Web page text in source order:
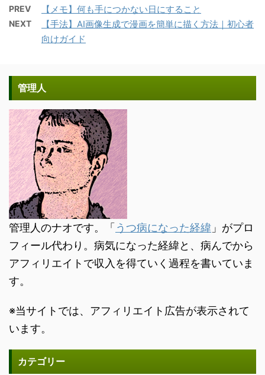
PREV 【メモ】何も手につかない日にすること
NEXT
【手法】AI画像生成で漫画を簡単に描く方法｜初心者
向けガイド
管理人
管理人のナオです。「 うつ病になった経緯 」がプロ
フィール代わり。病気になった経緯と、病んでから
アフィリエイトで収入を得ていく過程を書いていま
す。
※当サイトでは、アフィリエイト広告が表示されて
います。
カテゴリー